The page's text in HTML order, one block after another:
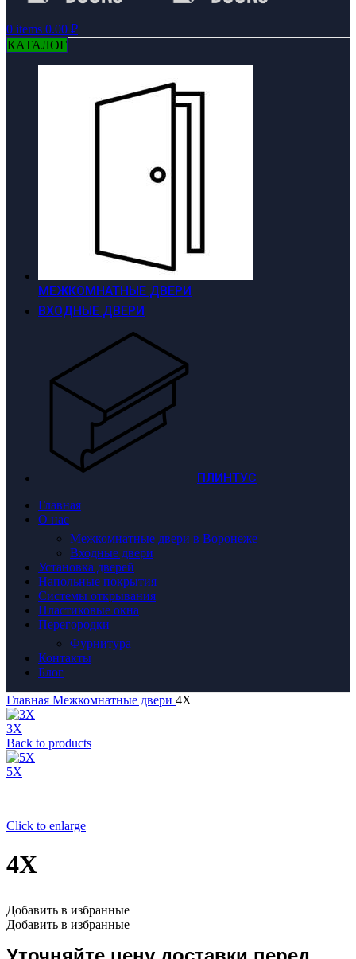
0 items 0.00 ₽
КАТАЛОГ
МЕЖКОМНАТНЫЕ ДВЕРИ
ВХОДНЫЕ ДВЕРИ
ПЛИНТУС
Главная
О нас
Межкомнатные двери в Воронеже
Входные двери
Установка дверей
Напольные покрытия
Системы открывания
Пластиковые окна
Перегородки
Фурнитура
Контакты
Блог
Главная Межкомнатные двери 4Х
3Х
Back to products
5Х
Click to enlarge
4Х
Добавить в избранные
Добавить в избранные